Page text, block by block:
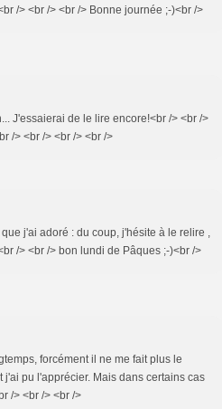
/> <br /> <br /> Bonne journée ;-)<br />
J'essaierai de le lire encore!<br /> <br />
/> <br /> <br /> <br />
j'ai adoré : du coup, j'hésite à le relire ,
/> <br /> bon lundi de Pâques ;-)<br />
forcément il ne me fait plus le
pu l'apprécier. Mais dans certains cas
/> <br /> <br />